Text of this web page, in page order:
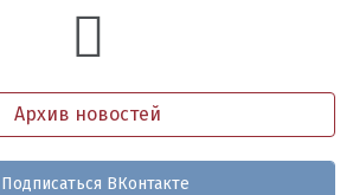
Архив новостей
Подписаться ВКонтакте